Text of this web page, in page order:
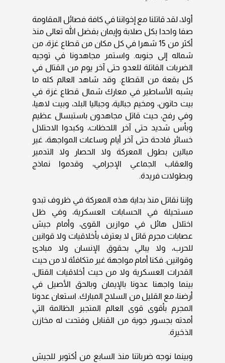
أولا، لقد قاتلنا مع إخواننا في كافة فصائل المقاومة
صفا واحدا بكل صلابة وإيمان بفضل الله تعالى منذ
أكثر من 15 شهرا في كل مكان من قطاع غزة، من
شماله إلى جنوبه. واستمر مجاهدونا في توجيه
الضربات القاتلة للعدو حتى آخر يوم من القتال في
كل بقعة من القطاع. وقد شاهد العالم كله ما
يشبه الأساطير في معارك شمال قطاع غزة في
بيت حانون، ومخيم جبالية، وجباليا البلد، وبيت لاهيا،
وفي رفح، حيث قاتل مجاهدون باستبسال عظيم
وبأس شديد حتى آخر اللحظات، وكبدوا الاحتلال
خسائر فادحة حتى آخر أيام وساعات المواجهة، غير
مبالين بطول المعركة ولا الحصار ولا التدمير
والعقاب الجماعي الإجرامي، وقدموا نماذج
وبطولات فريدة.
وإننا نقاتل منذ بداية هذه المعركة في ظروف تبدو
مستحيلة في الحسابات العسكرية، وفي ظل
اختلال هائل في موازين القوى، وأمام جيش
عصابات مجرم قاتل لا يعترف بأخلاقيات ولا قوانين
للحرب، ولا يبالي بحقوق الإنسان ولا مبادئ
وقوانين. فكنا أمام مواجهة غير متكافئة لا من حيث
القدرات العسكرية ولا من حيث أخلاقيات القتال،
بينما واجهنا عدونا بالإيمان وبالحق الأصيل في
أرضنا، مع القليل من السلاح المبارك. استعان عدونا
المجرم بأقوى قوى العالم المتجبر الظالمة التي
أمدته بجسور جوية من القنابل وفتحت له مخازن
الذخيرة.
وبينما نوجه ضرباتنا منذ السابع من أكتوبر للجيش